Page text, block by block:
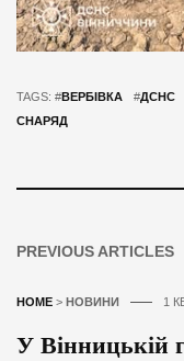
TAGS: #ВЕРБІВКА #ДСНС
СНАРЯД
PREVIOUS ARTICLES
HOME > НОВИНИ 1
У Вінницькій